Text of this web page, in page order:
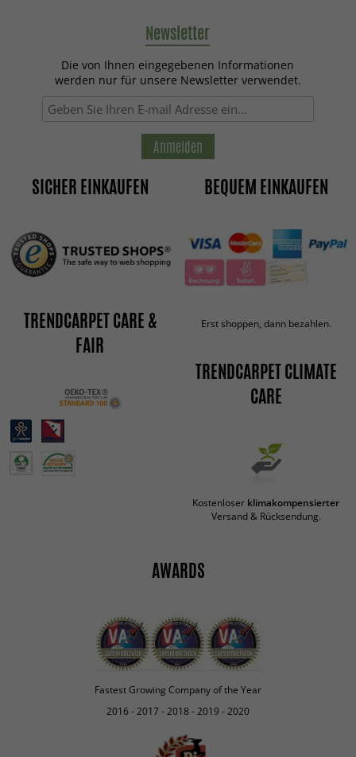
Newsletter
Die von Ihnen eingegebenen Informationen
werden nur für unsere Newsletter verwendet.
Anmelden
SICHER EINKAUFEN
TRENDCARPET CARE &
FAIR
BEQUEM EINKAUFEN
Erst shoppen, dann bezahlen.
TRENDCARPET CLIMATE
CARE
Kostenloser klimakompensierter
Versand & Rücksendung.
AWARDS
Fastest Growing Company of the Year
2016 - 2017 - 2018 - 2019 - 2020